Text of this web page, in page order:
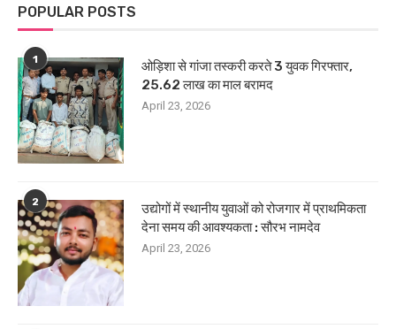
POPULAR POSTS
1
ओड़िशा से गांजा तस्करी करते 3 युवक गिरफ्तार,
25.62 लाख का माल बरामद
April 23, 2026
2
उद्योगों में स्थानीय युवाओं को रोजगार में प्राथमिकता
देना समय की आवश्यकता : सौरभ नामदेव
April 23, 2026